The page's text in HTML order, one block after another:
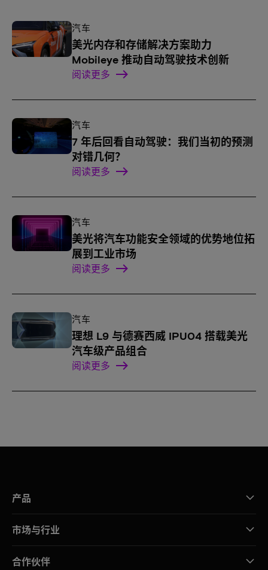
汽车
美光内存和存储解决方案助力
Mobileye 推动自动驾驶技术创新
阅读更多
汽车
7 年后回看自动驾驶：我们当初的预测
对错几何？
阅读更多
汽车
美光将汽车功能安全领域的优势地位拓
展到工业市场
阅读更多
汽车
理想 L9 与德赛西威 IPU04 搭载美光
汽车级产品组合
阅读更多
产品
市场与行业
合作伙伴